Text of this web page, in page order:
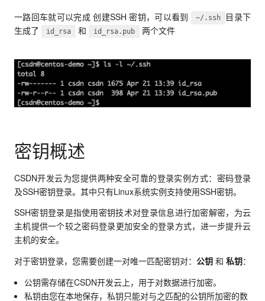
一路回车就可以完成 创建SSH 密钥，可以看到 ~/.ssh
目录下
生成了
id_rsa 和 id_rsa.pub 两个文件
密钥概述
CSDN开发云为您提供两种安全可靠的登录实例方式：密码登录
及SSH密钥登录。其中只有Linux系统实例支持使用SSH密钥。
SSH密钥登录是指使用密钥技术对登录信息进行加密解密，为云
主机提供一个较之密码登录更加安全的登录方式，进一步提升云
主机的安全。
对于密钥登录，您需要创建一对唯一匹配密钥对： 公钥 和 私钥：
公钥需存储在CSDN开发云上，用于对数据进行加密。
私钥由您在本地保存，私钥只能对与之匹配的公钥所加密的数